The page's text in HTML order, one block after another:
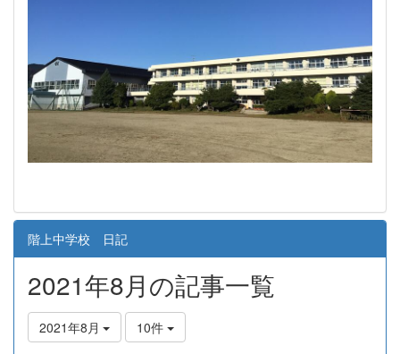
階上中学校 日記
2021年8月の記事一覧
2021年8月 10件